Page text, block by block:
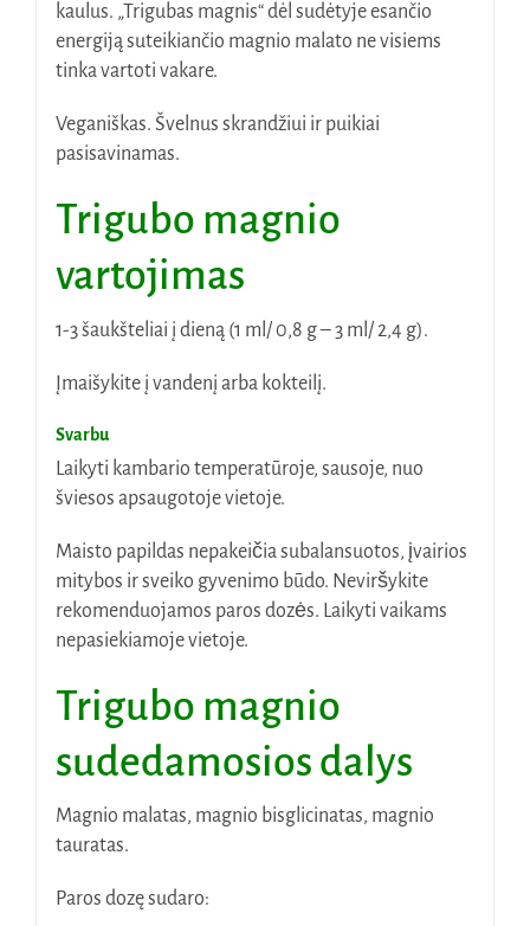
kaulus. „Trigubas magnis“ dėl sudėtyje esančio
energiją suteikiančio magnio malato ne visiems
tinka vartoti vakare.
Veganiškas. Švelnus skrandžiui ir puikiai
pasisavinamas.
Trigubo magnio
vartojimas
1-3 šaukšteliai į dieną (1 ml/ 0,8 g – 3 ml/ 2,4 g).
Įmaišykite į vandenį arba kokteilį.
Svarbu
Laikyti kambario temperatūroje, sausoje, nuo
šviesos apsaugotoje vietoje.
Maisto papildas nepakeičia subalansuotos, įvairios
mitybos ir sveiko gyvenimo būdo. Neviršykite
rekomenduojamos paros dozės. Laikyti vaikams
nepasiekiamoje vietoje.
Trigubo magnio
sudedamosios dalys
Magnio malatas, magnio bisglicinatas, magnio
tauratas.
Paros dozę sudaro: